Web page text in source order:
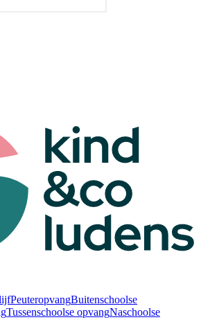
PeuteropvangBuitenschoolse
Tussenschoolse opvangNaschoolse